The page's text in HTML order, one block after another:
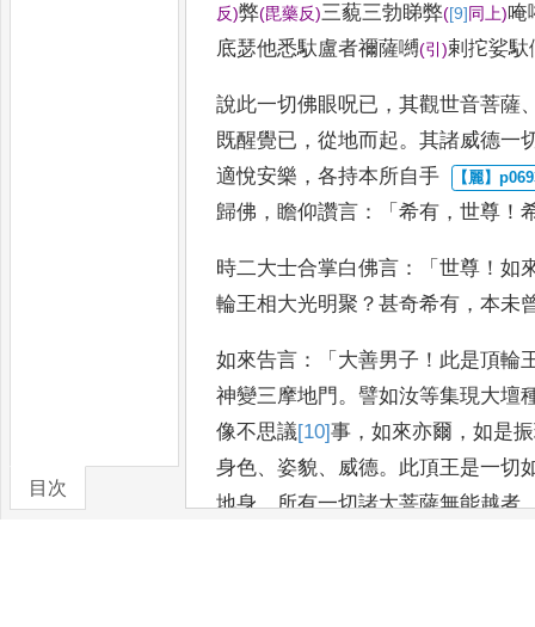
目次
反)弊(毘藥反)三藐三勃睇弊([9]同 上)唵
底瑟他悉馱盧者禰薩嚩(引)剌拕娑馱
說此一切佛眼呪已 ，其觀世音菩薩
既醒覺已 ，從地而起。其諸威德一
適悅安樂 ，各持本所自手
歸佛 ， 瞻仰讚言 ：「希有 ，世尊 ！
時二大士合掌白佛言 ：「世尊 ！如
輪王相大光明聚 ？甚奇希有 ，本未
如來告言 ：「 大善男子 ！ 此是頂輪
神變三摩地門。譬如汝等集現大壇
像不思議[10]事 ，如來亦爾 ，如是
身色、姿貌、 威德。 此頂王是一切
地身，所有一切諸大菩薩無能越者